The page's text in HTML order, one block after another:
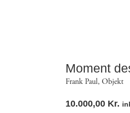
Moment
Frank Paul, Objekt
10.000,00 Kr.